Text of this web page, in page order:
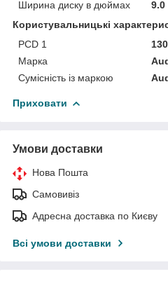
Ширина диску в дюймах
9.0
Користувальницькі
PCD 1
130
Марка
Сумісність із маркою
Приховати
Умови доставки
Нова Пошта
Самовивіз
Адресна доставка по Києву
Всі умови доставки